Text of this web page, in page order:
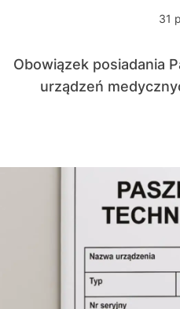
31
Obowiązek posiadania
urządzeń